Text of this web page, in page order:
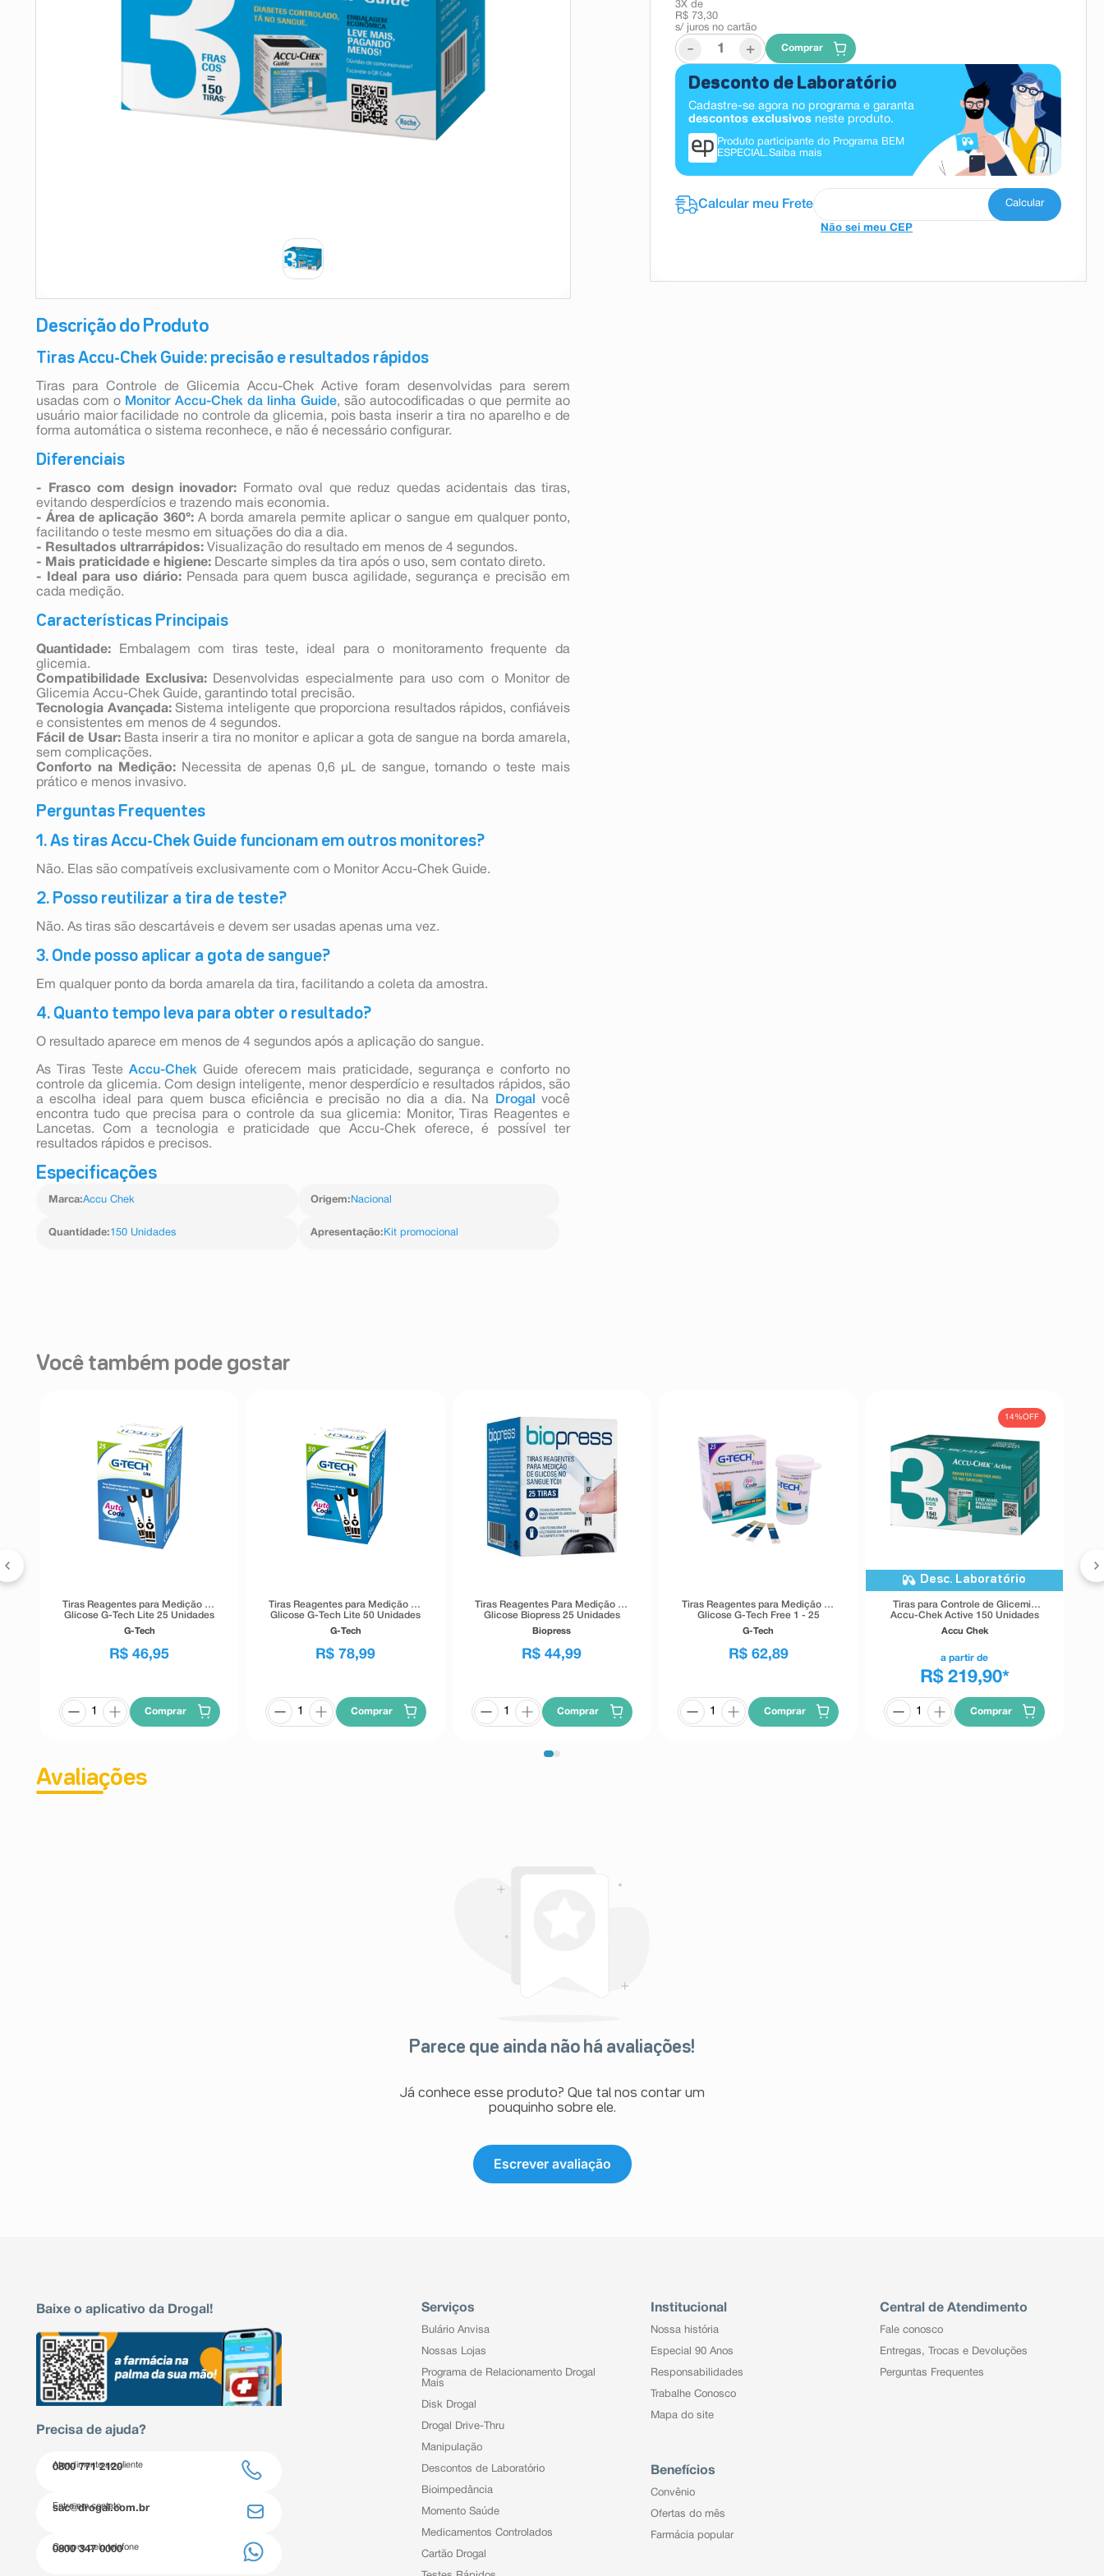
Descrição do Produto
Tiras Accu-Chek Guide: precisão e resultados rápidos
Tiras para Controle de Glicemia Accu-Chek Active foram desenvolvidas para serem
usadas com o Monitor Accu-Chek da linha Guide, são autocodificadas o que permite ao
usuário maior facilidade no controle da glicemia, pois basta inserir a tira no aparelho e de
forma automática o sistema reconhece, e não é necessário configurar.
Diferenciais
- Frasco com design inovador: Formato oval que reduz quedas acidentais das tiras,
evitando desperdícios e trazendo mais economia.
- Área de aplicação 360°:A borda amarela permite aplicar o sangue em qualquer ponto,
facilitando o teste mesmo em situações do dia a dia.
- Resultados ultrarrápidos: Visualização do resultado em menos de 4 segundos.
- Mais praticidade e higiene: Descarte simples da tira após o uso, sem contato direto.
- Ideal para uso diário:Pensada para quem busca agilidade, segurança e precisão em
cada medição.
Características Principais
Quantidade: Embalagem com tiras teste, ideal para o monitoramento frequente da
glicemia.
Compatibilidade Exclusiva: Desenvolvidas especialmente para uso com o Monitor de
Glicemia Accu-Chek Guide, garantindo total precisão.
Tecnologia Avançada:Sistema inteligente que proporciona resultados rápidos, confiáveis
e consistentes em menos de 4 segundos.
Fácil de Usar:Basta inserir a tira no monitor e aplicar a gota de sangue na borda amarela,
sem complicações.
Conforto na Medição: Necessita de apenas 0,6 µL de sangue, tornando o teste mais
prático e menos invasivo.
Perguntas Frequentes
1. As tiras Accu-Chek Guide funcionam em outros monitores?
Não. Elas são compatíveis exclusivamente com o Monitor Accu-Chek Guide.
2. Posso reutilizar a tira de teste?
Não. As tiras são descartáveis e devem ser usadas apenas uma vez.
3. Onde posso aplicar a gota de sangue?
Em qualquer ponto da borda amarela da tira, facilitando a coleta da amostra.
4. Quanto tempo leva para obter o resultado?
O resultado aparece em menos de 4 segundos após a aplicação do sangue.
As Tiras TesteAccu-Chek Guide oferecem mais praticidade, segurança e conforto no
controle da glicemia. Com design inteligente, menor desperdício e resultados rápidos, são
a escolha ideal para quem busca eficiência e precisão no dia a dia. Na
Drogal
você
encontra tudo que precisa para o controle da sua glicemia: Monitor, Tiras Reagentes e
Lancetas. Com a tecnologia e praticidade que Accu-Chek oferece, é possível ter
resultados rápidos e precisos.
Especificações
Marca:Accu Chek Origem: Nacional
Quantidade:150 Unidades Apresentação: Kit promocional
3X de
R$ 73,30
s/ juros no cartão
- + Comprar
Desconto de Laboratório
Cadastre-se agora no programa e garanta
descontos exclusivos neste produto.
Produto participante do Programa BEM
ESPECIAL.Saiba mais
Não sei meu CEP
Você também pode gostar
Tiras Reagentes para Medição de
Glicose G-Tech Lite 25 Unidades
G-Tech
R$ 46,95
Comprar
Tiras Reagentes para Medição de
Glicose G-Tech Lite 50 Unidades
G-Tech
R$ 78,99
Comprar
Tiras Reagentes Para Medição de
Glicose Biopress 25 Unidades
Biopress
R$ 44,99
Comprar
Tiras Reagentes para Medição de
Glicose G-Tech Free 1 - 25
Unidades
G-Tech
R$ 62,89
Comprar
14%OFF
Desc. Laboratório
Tiras para Controle de Glicemia
Accu-Chek Active 150 Unidades
Accu Chek
a partir de
R$ 219,90*
Comprar
Avaliações
Parece que ainda não há avaliações!
Já conhece esse produto? Que tal nos contar um
pouquinho sobre ele.
Escrever avaliação
Baixe o aplicativo da Drogal!
Precisa de ajuda?
Atendimento ao cliente
0800 771 2120
Entre em contato
sac@drogal.com.br
Compre pelo telefone
0800 347 0000
Serviços
Bulário Anvisa
Nossas Lojas
Programa de Relacionamento Drogal
Mais
Disk Drogal
Drogal Drive-Thru
Manipulação
Descontos de Laboratório
Bioimpedância
Momento Saúde
Medicamentos Controlados
Cartão Drogal
Institucional
Nossa história
Especial 90 Anos
Responsabilidades
Trabalhe Conosco
Mapa do site
Benefícios
Convênio
Ofertas do mês
Farmácia popular
Central de Atendimento
Fale conosco
Entregas, Trocas e Devoluções
Perguntas Frequentes
absorvente
shampoo